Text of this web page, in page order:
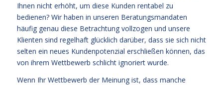
Ihnen nicht erhöht, um diese Kunden rentabel zu
bedienen? Wir haben in unseren Beratungsmandaten
häufig genau diese Betrachtung vollzogen und unsere
Klienten sind regelhaft glücklich darüber, dass sie sich nicht
selten ein neues Kundenpotenzial erschließen können, das
von ihrem Wettbewerb schlicht ignoriert wurde.
Wenn Ihr Wettbewerb der Meinung ist, dass manche